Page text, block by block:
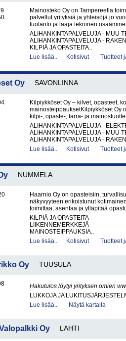
Mainosteko Oy on Tampereella
palvellut yrityksiä ja yhteisöjä jo
tuotanto ja laaja tekninen
ALIHANKINTAPALVELUJA - MUU
ALIHANKINTAPALVELUJA -
KILPIÄ JA OPASTEITA..
Lue lisää..
Kotisivut Tuotteet
Oy SAVONLINNA
Kilpiykköset Oy – kilvet, opasteet,
mainosteippauksetKilpiykköset Oy
kilpi-, opaste-, tarra- ja
ALIHANKINTAPALVELUJA -
ALIHANKINTAPALVELUJA - MUU
ALIHANKINTAPALVELUJA -
Lue lisää..
Kotisivut Tuotteet
NUMMELA
Haarnio Oy on opasteisiin,
näkyvyyteen erikoistunut
toimittaa, asentaa ja ylläpitää
KILPIÄ JA OPASTEITA
LIIKENNEMERKKEJÄ
MAINOSTEIPPAUKSIA..
Lue lisää..
Kotisivut Tuotteet
Oy TUUSULA
Hakutulos löytyi yrityksen omien
LUKKOJA JA
Lue lisää..
Näytä kartalla
Oy LAHTI